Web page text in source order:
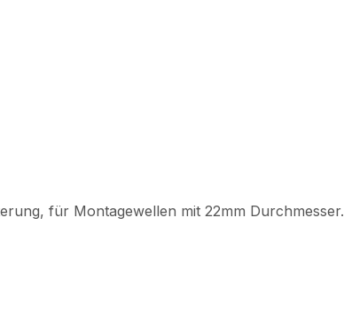
für Montagewellen mit 22mm Durchmesser.